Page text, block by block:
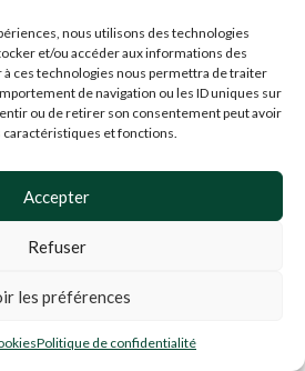
nous utilisons des technologies
et/ou accéder aux informations des
à ces technologies nous permettra de traiter
de navigation ou les ID uniques sur
ou de retirer son consentement peut avoir
et fonctions.
Accepter
Refuser
les préférences
Politique de confidentialité
à la